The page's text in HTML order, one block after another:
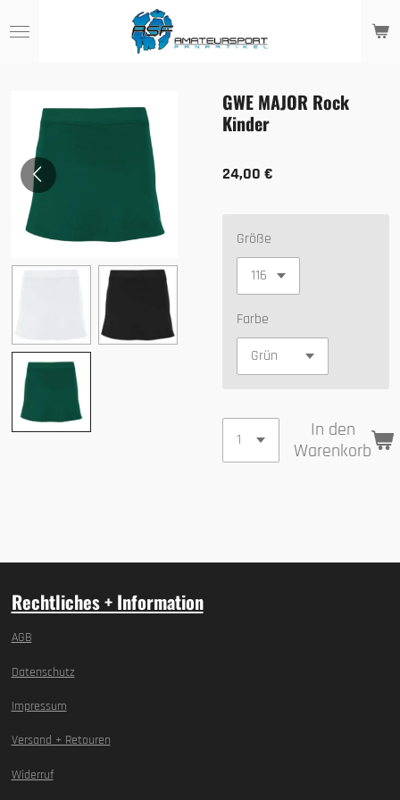
Hauptinhalt
GWE MAJOR Rock
Kinder
24,00 €
Größe
Farbe
In den
Warenkorb
Rechtliches + Information
AGB
Datenschutz
Impressum
Versand + Retouren
Widerruf